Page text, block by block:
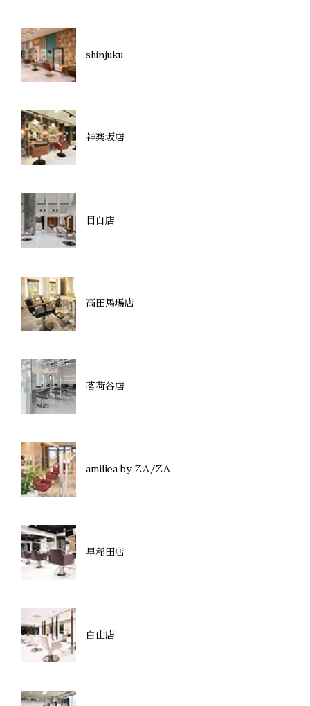
shinjuku
神楽坂店
目白店
高田馬場店
茗荷谷店
amiliea by ZA/ZA
早稲田店
白山店